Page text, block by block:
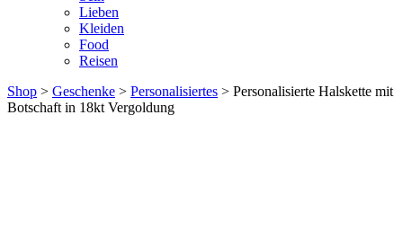
Lieben
Kleiden
Food
Reisen
Shop > Geschenke > Personalisiertes > Personalisierte Halskette mit
Botschaft in 18kt Vergoldung